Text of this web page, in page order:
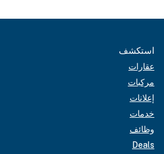
استكشف
عقارات
مركبات
إعلانات
خدمات
وظائف
Deals